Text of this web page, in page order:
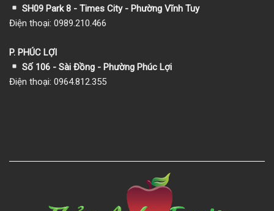
SH09 Park 8 - Times City - Phường Vĩnh Tuy
Điện thoại: 0989.210.466
P. PHÚC LỢI
Số 106 - Sài Đồng - Phường Phúc Lợi
Điện thoại: 0964.812.355